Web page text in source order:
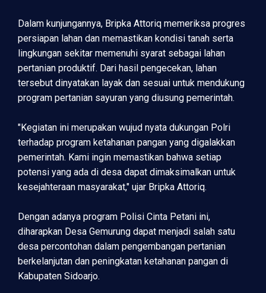
Dalam kunjungannya, Bripka Attoriq memeriksa progres
persiapan lahan dan memastikan kondisi tanah serta
lingkungan sekitar memenuhi syarat sebagai lahan
pertanian produktif. Dari hasil pengecekan, lahan
tersebut dinyatakan layak dan sesuai untuk mendukung
program pertanian sayuran yang diusung pemerintah.
"Kegiatan ini merupakan wujud nyata dukungan Polri
terhadap program ketahanan pangan yang digalakkan
pemerintah. Kami ingin memastikan bahwa setiap
potensi yang ada di desa dapat dimaksimalkan untuk
kesejahteraan masyarakat," ujar Bripka Attoriq.
Dengan adanya program Polisi Cinta Petani ini,
diharapkan Desa Gemurung dapat menjadi salah satu
desa percontohan dalam pengembangan pertanian
berkelanjutan dan peningkatan ketahanan pangan di
Kabupaten Sidoarjo.